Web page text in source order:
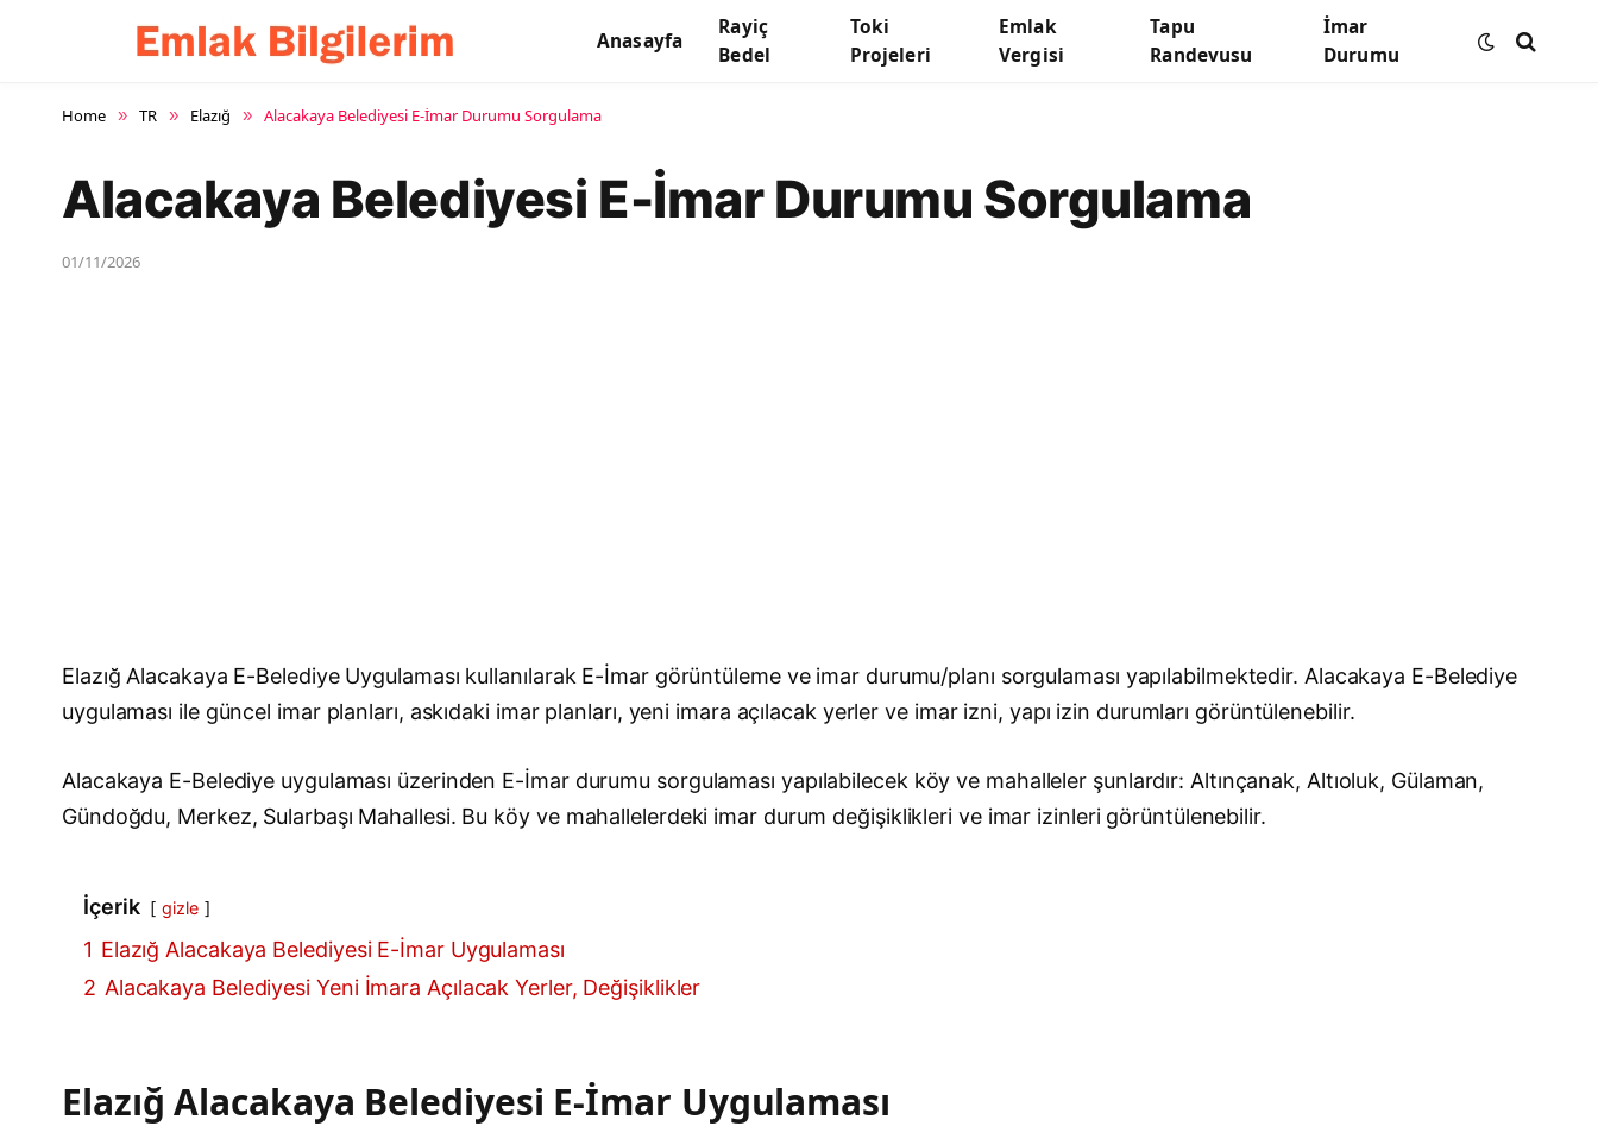
Anasayfa
Rayiç
Bedel
Toki
Projeleri
Emlak
Vergisi
Tapu
Randevusu
İmar
Durumu
Home » TR » Elazığ » Alacakaya Belediyesi E-İmar Durumu Sorgulama
Alacakaya Belediyesi E-İmar Durumu Sorgulama
01/11/2026
Elazığ Alacakaya E-Belediye Uygulaması kullanılarak E-İmar görüntüleme ve imar durumu/planı sorgulaması yapılabilmektedir. Alacakaya E-Belediye
uygulaması ile güncel imar planları, askıdaki imar planları, yeni imara açılacak yerler ve imar izni, yapı izin durumları görüntülenebilir.
Alacakaya E-Belediye uygulaması üzerinden E-İmar durumu sorgulaması yapılabilecek köy ve mahalleler şunlardır: Altınçanak, Altıoluk, Gülaman,
Gündoğdu, Merkez, Sularbaşı Mahallesi. Bu köy ve mahallelerdeki imar durum değişiklikleri ve imar izinleri görüntülenebilir.
İçerik gizle
1 Elazığ Alacakaya Belediyesi E-İmar Uygulaması
2 Alacakaya Belediyesi Yeni İmara Açılacak Yerler, Değişiklikler
Elazığ Alacakaya Belediyesi E-İmar Uygulaması